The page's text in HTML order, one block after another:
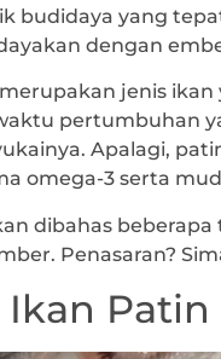
budidaya yang
dengan
jenis ikan
pertumbuhan
Apalagi,
omega-3 serta
dibahas
Penasaran?
Ikan